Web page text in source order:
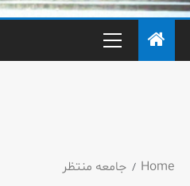
Home جامعه منتظر